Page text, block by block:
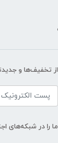
از تخفیف‌ها و
ما را در شبکه‌های